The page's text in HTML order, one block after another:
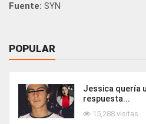
Fuente: SYN
POPULAR
Jessica quería
respuesta...
15,288 visitas